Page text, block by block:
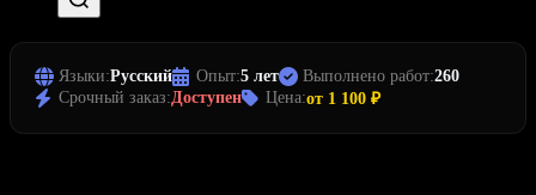
Языки:Русский Опыт:5 лет Выполнено работ:260
Срочный заказ:Доступен Цена:от 1 100 ₽